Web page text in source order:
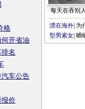
格
开省油
名
汽车公告
报价
每天在吞别
漂在海外 为
型男索女 晒